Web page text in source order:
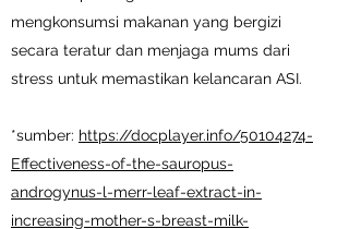
mengkonsumsi makanan yang bergizi
secara teratur dan menjaga mums dari
stress untuk memastikan kelancaran ASI.
*sumber: https://docplayer.info/50104274-
Effectiveness-of-the-sauropus-
androgynus-l-merr-leaf-extract-in-
increasing-mother-s-breast-milk-